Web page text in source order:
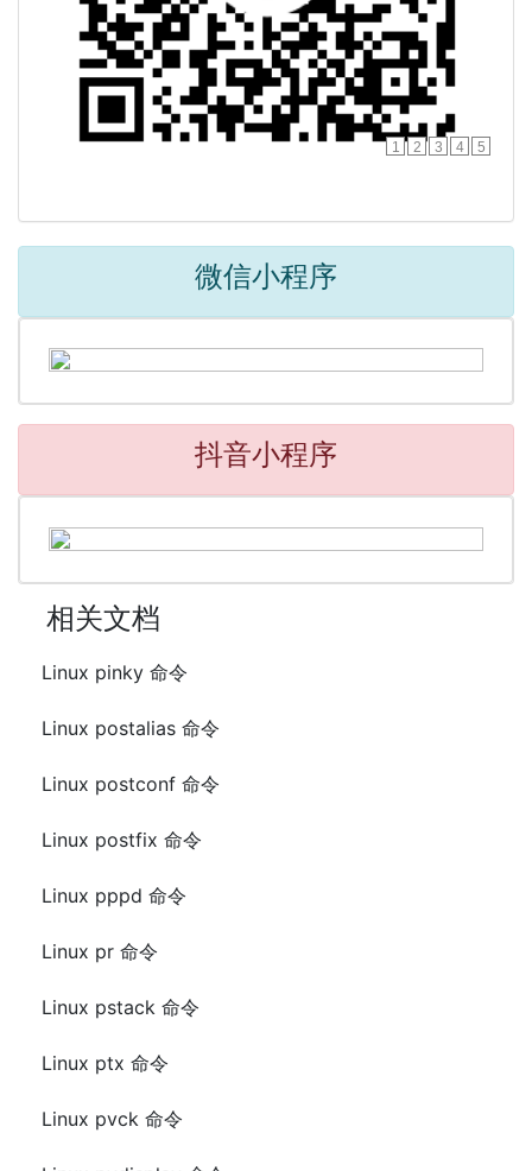
1 2 3 4 5
微信小程序
抖音小程序
相关文档
Linux pinky 命令
Linux postalias 命令
Linux postconf 命令
Linux postfix 命令
Linux pppd 命令
Linux pr 命令
Linux pstack 命令
Linux ptx 命令
Linux pvck 命令